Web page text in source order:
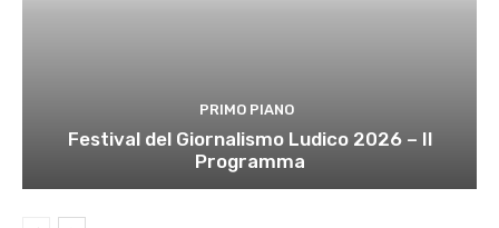
PRIMO PIANO
Festival del Giornalismo Ludico 2026 – Il
Programma